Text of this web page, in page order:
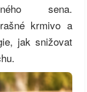
sena.
krmivo a
jak snižovat